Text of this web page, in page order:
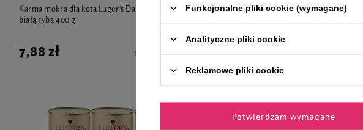
Karma mokra dla kota Luger's Daily Pleasures z
białą rybą 400 g
7,88 zł 19,70 zł / kg
Karma mokra dla kota Luger's Daily Pleasures
Funkcjonalne pliki cookie (wymagane)
Analityczne pliki cookie
Reklamowe pliki cookie
Potwierdzam wymagane